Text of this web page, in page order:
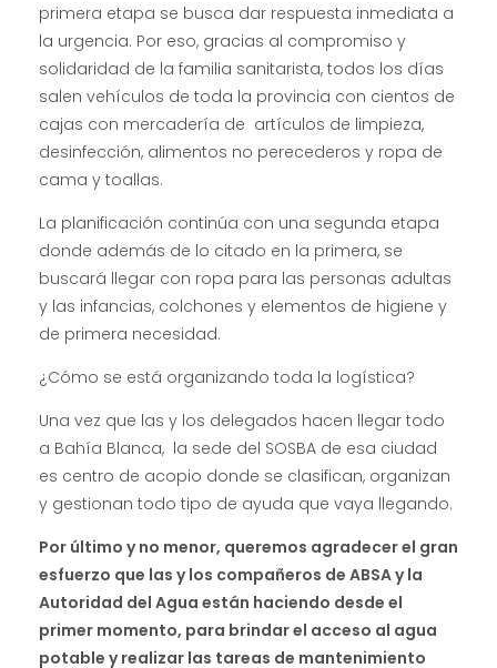
primera etapa se busca dar respuesta inmediata a
la urgencia. Por eso, gracias al compromiso y
solidaridad de la familia sanitarista, todos los días
salen vehículos de toda la provincia con cientos de
cajas con mercadería de artículos de limpieza,
desinfección, alimentos no perecederos y ropa de
cama y toallas.
La planificación continúa con una segunda etapa
donde además de lo citado en la primera, se
buscará llegar con ropa para las personas adultas
y las infancias, colchones y elementos de higiene y
de primera necesidad.
¿Cómo se está organizando toda la logística?
Una vez que las y los delegados hacen llegar todo
a Bahía Blanca, la sede del SOSBA de esa ciudad
es centro de acopio donde se clasifican, organizan
y gestionan todo tipo de ayuda que vaya llegando.
Por último y no menor, queremos agradecer el gran
esfuerzo que las y los compañeros de ABSA y la
Autoridad del Agua están haciendo desde el
primer momento, para brindar el acceso al agua
potable y realizar las tareas de mantenimiento